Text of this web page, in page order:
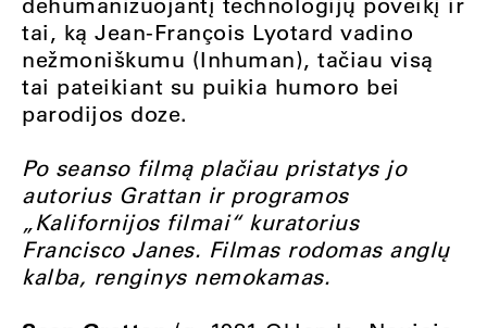
tai, ką Jean-François Lyotard vadino
nežmoniškumu (Inhuman), tačiau visą
tai pateikiant su puikia humoro bei
parodijos doze.
Po seanso filmą plačiau pristatys jo
autorius Grattan ir programos
„Kalifornijos filmai“ kuratorius
Francisco Janes. Filmas rodomas anglų
kalba, renginys nemokamas.